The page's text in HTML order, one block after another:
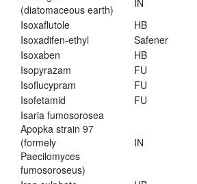
(diatomaceous earth)
IN
Isoxaflutole
HB
Isoxadifen-ethyl
Safener
Isoxaben
HB
Isopyrazam
FU
Isoflucypram
FU
Isofetamid
FU
Isaria fumosorosea
Apopka strain 97
(formely
Paecilomyces
fumosoroseus)
IN